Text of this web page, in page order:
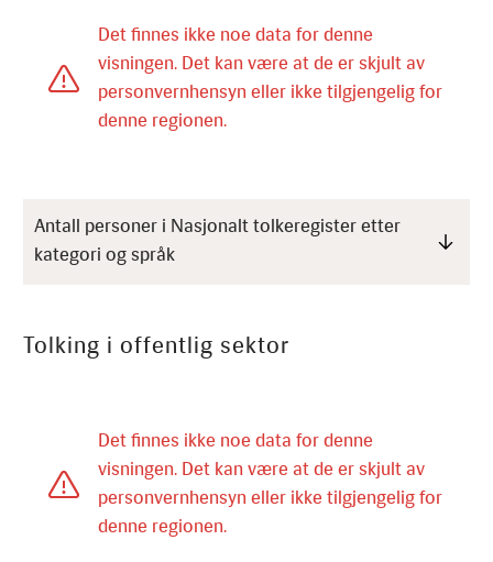
Antall personer i Nasjonalt tolkeregister etter
kategori og språk
Tolking i offentlig sektor